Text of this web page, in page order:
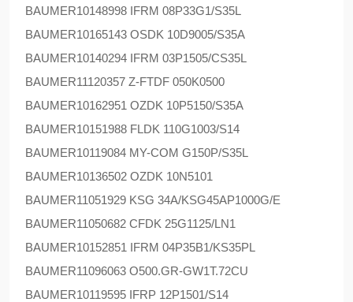
BAUMER10148998 IFRM 08P33G1/S35L
BAUMER10165143 OSDK 10D9005/S35A
BAUMER10140294 IFRM 03P1505/CS35L
BAUMER11120357 Z-FTDF 050K0500
BAUMER10162951 OZDK 10P5150/S35A
BAUMER10151988 FLDK 110G1003/S14
BAUMER10119084 MY-COM G150P/S35L
BAUMER10136502 OZDK 10N5101
BAUMER11051929 KSG 34A/KSG45AP1000G/E
BAUMER11050682 CFDK 25G1125/LN1
BAUMER10152851 IFRM 04P35B1/KS35PL
BAUMER11096063 O500.GR-GW1T.72CU
BAUMER10119595 IFRP 12P1501/S14